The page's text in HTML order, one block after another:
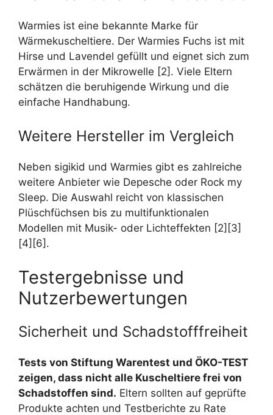
Warmies ist eine bekannte Marke für
Wärmekuscheltiere. Der Warmies Fuchs ist mit
Hirse und Lavendel gefüllt und eignet sich zum
Erwärmen in der Mikrowelle [2]. Viele Eltern
schätzen die beruhigende Wirkung und die
einfache Handhabung.
Weitere Hersteller im Vergleich
Neben sigikid und Warmies gibt es zahlreiche
weitere Anbieter wie Depesche oder Rock my
Sleep. Die Auswahl reicht von klassischen
Plüschfüchsen bis zu multifunktionalen
Modellen mit Musik- oder Lichteffekten [2][3]
[4][6].
Testergebnisse und
Nutzerbewertungen
Sicherheit und Schadstofffreiheit
Tests von Stiftung Warentest und ÖKO-TEST
zeigen, dass nicht alle Kuscheltiere frei von
Schadstoffen sind. Eltern sollten auf geprüfte
Produkte achten und Testberichte zu Rate